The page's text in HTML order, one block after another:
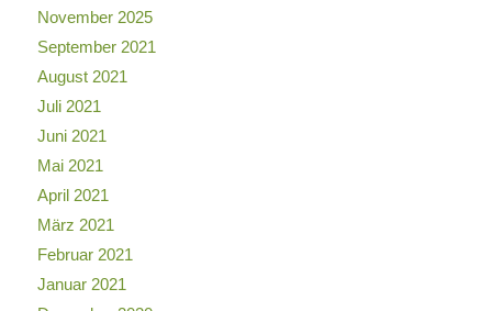
November 2025
September 2021
August 2021
Juli 2021
Juni 2021
Mai 2021
April 2021
März 2021
Februar 2021
Januar 2021